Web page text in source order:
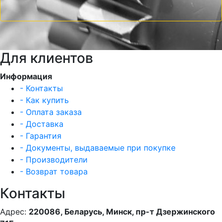
Для клиентов
Информация
- Контакты
- Как купить
- Оплата заказа
- Доставка
- Гарантия
- Документы, выдаваемые при покупке
- Производители
- Возврат товара
Контакты
Адрес: 220086, Беларусь, Минск, пр-т Дзержинского